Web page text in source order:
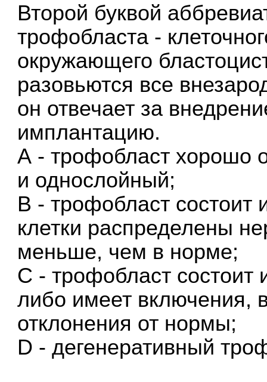
Второй буквой
трофобласта -
окружающего
разовьются все
он отвечает за
имплантацию.
А - трофобласт хорошо
и однослойный;
В - трофобласт состоит
клетки распределены
меньше, чем в норме;
С - трофобласт состоит
либо имеет включения,
отклонения от нормы;
D - дегенеративный